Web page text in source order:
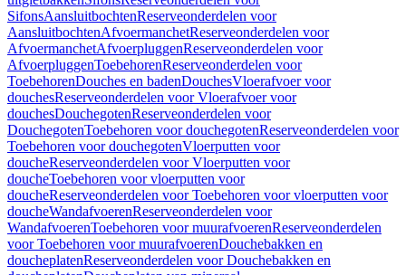
SifonsAansluitbochtenReserveonderdelen voor
AansluitbochtenAfvoermanchetReserveonderdelen voor
AfvoermanchetAfvoerpluggenReserveonderdelen voor
AfvoerpluggenToebehorenReserveonderdelen voor
ToebehorenDouches en badenDouchesVloerafvoer voor
douchesReserveonderdelen voor Vloerafvoer voor
douchesDouchegotenReserveonderdelen voor
DouchegotenToebehoren voor douchegotenReserveonderdelen voor
Toebehoren voor douchegotenVloerputten voor
doucheReserveonderdelen voor Vloerputten voor
doucheToebehoren voor vloerputten voor
doucheReserveonderdelen voor Toebehoren voor vloerputten voor
doucheWandafvoerenReserveonderdelen voor
WandafvoerenToebehoren voor muurafvoerenReserveonderdelen
voor Toebehoren voor muurafvoerenDouchebakken en
doucheplatenReserveonderdelen voor Douchebakken en